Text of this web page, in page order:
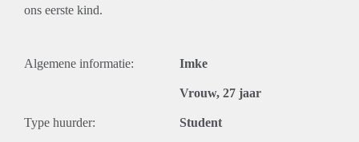
ons eerste kind.
Algemene informatie: Imke
Vrouw, 27 jaar
Type huurder: Student